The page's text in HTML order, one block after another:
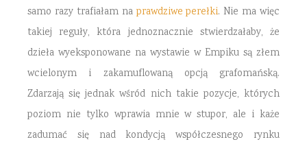
samo razy trafiałam naprawdziwe perełki. Nie ma więc
takiej reguły, która jednoznacznie stwierdzałaby, że
dzieła wyeksponowane na wystawie w Empiku są złem
wcielonym i zakamuflowaną opcją grafomańską.
Zdarzają się jednak wśród nich takie pozycje, których
poziom nie tylko wprawia mnie w stupor, ale i każe
zadumać się nad kondycją współczesnego rynku